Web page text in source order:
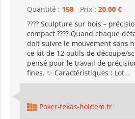
Quantité : 158 - Prix : 20,00 €
???? Sculpture sur bois –
compact ???? Quand chaque
doit suivre le mouvement sans
ce kit de 12 outils de découpe/
pensé pour le travail de
fines. ✨ Caractéristiques : Lot...
Poker-texas-holdem.fr